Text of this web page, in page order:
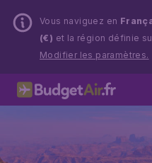
Vous naviguez en
(€) et la région définie
Modifier les paramètres.